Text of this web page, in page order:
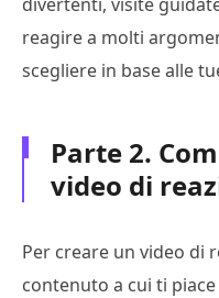
reagire a molti
scegliere in base alle
Parte 2.
video di
Per creare un video di
contenuto a cui ti